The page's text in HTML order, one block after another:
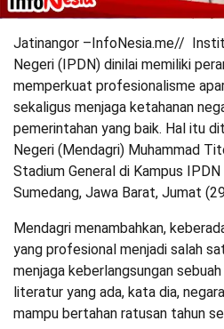
Jatinangor –InfoNesia.me//
Negeri (IPDN) dinilai memiliki
memperkuat profesionalisme
sekaligus menjaga ketahanan
pemerintahan yang baik. Hal itu
Negeri (Mendagri) Muhammad
Stadium General di Kampus
Sumedang, Jawa Barat, Jumat
Mendagri menambahkan,
yang profesional menjadi salah
menjaga keberlangsungan
literatur yang ada, kata dia,
mampu bertahan ratusan tahun